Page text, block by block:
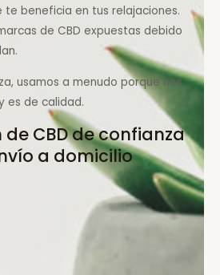
te beneficia en tus relajaciones.
de CBD expuestas debido
usamos a menudo porque nos
es de calidad.
de CBD de confianza
a domicilio